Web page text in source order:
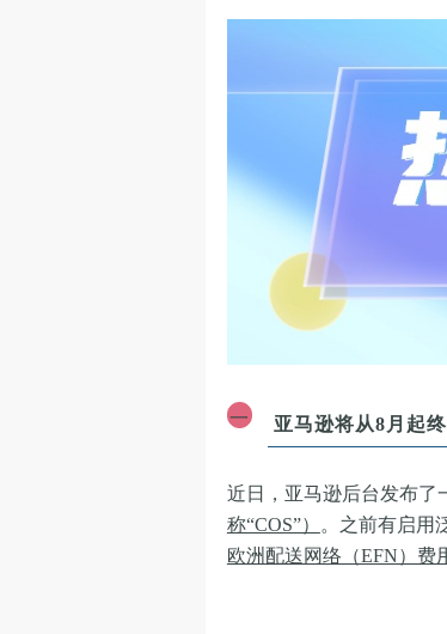
一 亚马逊将从8月起
近日，亚马逊后台发布了
称“COS”）
。之前有启用
欧洲配送网络（EFN）费